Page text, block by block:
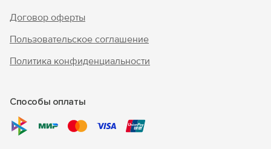
Договор оферты
Пользовательское соглашение
Политика конфиденциальности
Способы оплаты